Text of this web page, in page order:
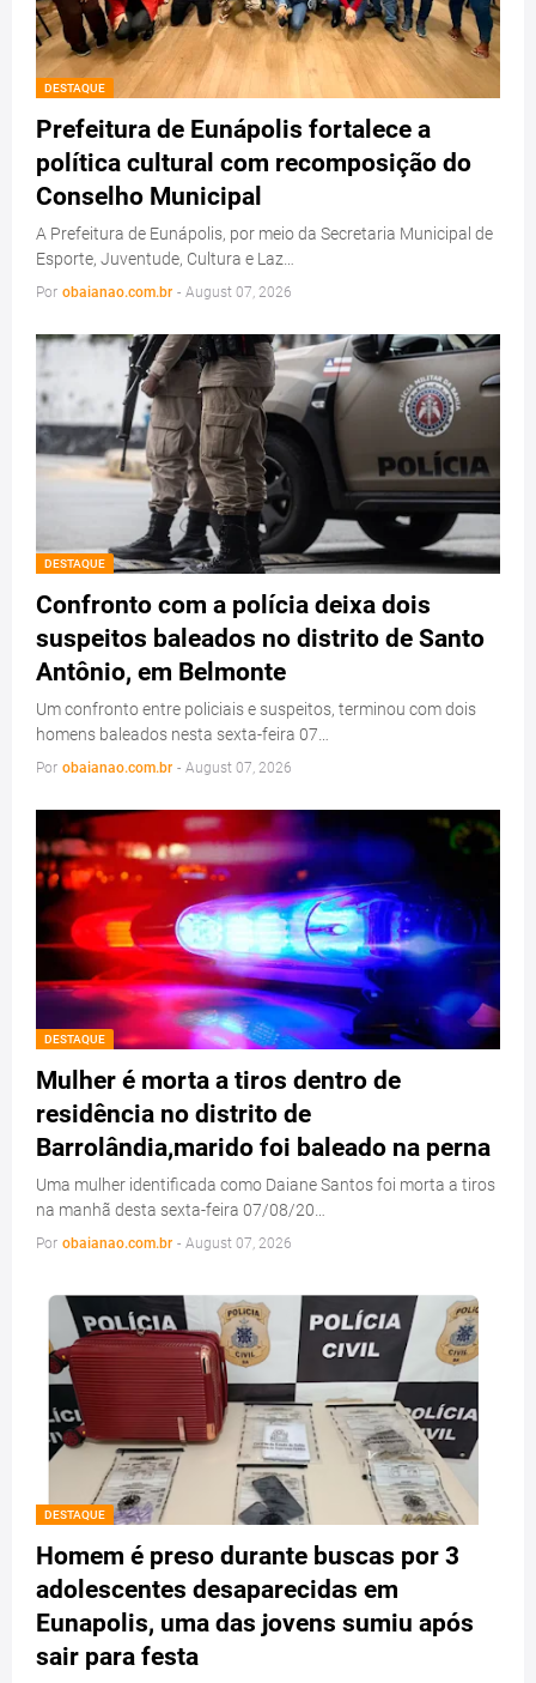
DESTAQUE
Prefeitura de Eunápolis fortalece a
política cultural com recomposição do
Conselho Municipal
A Prefeitura de Eunápolis, por meio da Secretaria Municipal de
Esporte, Juventude, Cultura e Laz…
Por obaianao.com.br - August 07, 2026
DESTAQUE
Confronto com a polícia deixa dois
suspeitos baleados no distrito de Santo
Antônio, em Belmonte
Um confronto entre policiais e suspeitos, terminou com dois
homens baleados nesta sexta-feira 07…
Por obaianao.com.br - August 07, 2026
DESTAQUE
Mulher é morta a tiros dentro de
residência no distrito de
Barrolândia,marido foi baleado na perna
Uma mulher identificada como Daiane Santos foi morta a tiros
na manhã desta sexta-feira 07/08/20…
Por obaianao.com.br - August 07, 2026
DESTAQUE
Homem é preso durante buscas por 3
adolescentes desaparecidas em
Eunapolis, uma das jovens sumiu após
sair para festa